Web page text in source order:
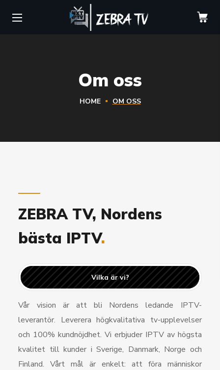
Om oss
HOME OM OSS
ZEBRA TV, Nordens
bästa IPTV.
Vilka är vi?
Vår vision är att bli Nordens ledande IPTV-
leverantör. Leverera högkvalitativa tv-upplevelser
och 100% kundnöjdhet. Vi erbjuder IPTV av högsta
kvalitet till kunder i Sverige, Danmark, Norge och
Finland. Vårt mål är enkelt: att föra människor